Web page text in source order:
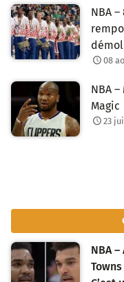
NBA
08
NBA
Magic
23
v
i
g
NBA